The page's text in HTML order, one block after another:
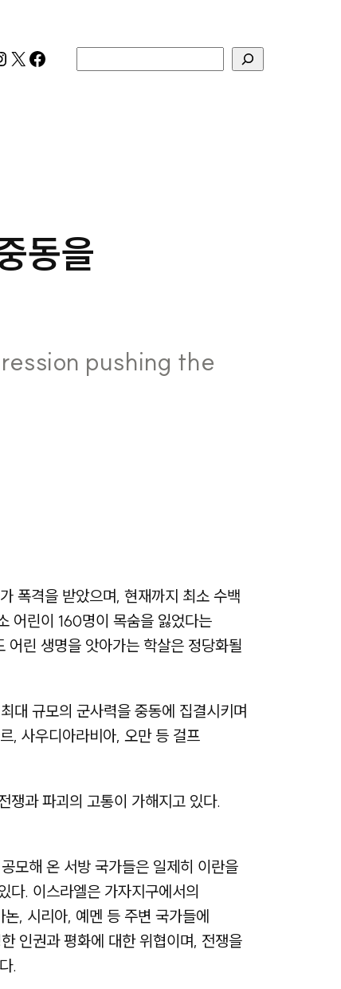
X Facebook
동을
pushing the
폭격을 받았으며, 현재까지 최소 수백
어린이 160명이 목숨을 잃었다는
린 생명을 앗아가는 학살은 정당화될
대 규모의 군사력을 중동에 집결시키며
, 사우디아라비아, 오만 등 걸프
쟁과 파괴의 고통이 가해지고 있다.
모해 온 서방 국가들은 일제히 이란을
다. 이스라엘은 가자지구에서의
, 시리아, 예멘 등 주변 국가들에
인권과 평화에 대한 위협이며, 전쟁을
.